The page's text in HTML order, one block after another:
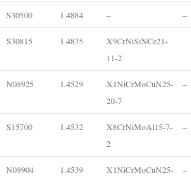
S30500 1.4884 – –
S30815 1.4835
X9CrNiSiNCe21-
11-2
N08925 1.4529
X1NiCrMoCuN25-
20-7
–
S15700 1.4532
X8CrNiMoAl15-7-
2
–
N08904 1.4539
X1NiCrMoCuN25-
–